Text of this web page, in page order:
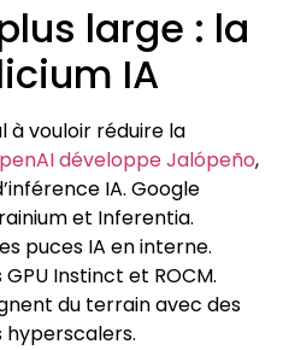
large : la
IA
à vouloir réduire la
développe Jalópeño,
IA. Google
et Inferentia.
puces IA en interne.
Instinct et ROCM.
du terrain avec des
hyperscalers.